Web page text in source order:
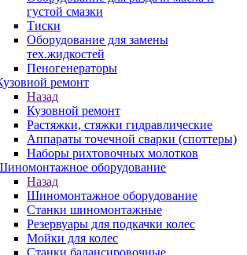
густой смазки
Тиски
Оборудование для замены
тех.жидкостей
Пеногенераторы
ремонт
Назад
Кузовной ремонт
Растяжки, стяжки гидравлические
Аппараты точечной сварки (споттеры)
Наборы рихтовочных молотков
оборудование
Назад
Шиномонтажное оборудование
Станки шиномонтажные
Резервуары для подкачки колес
Мойки для колес
Станки балансировочные